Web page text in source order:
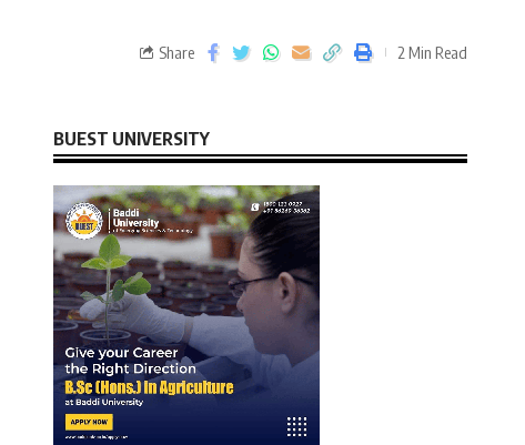
Share 2 Min Read
BUEST UNIVERSITY